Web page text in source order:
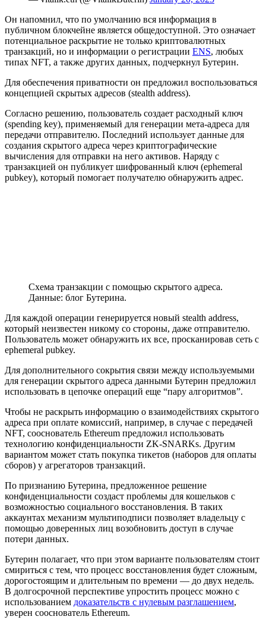
Он напомнил, что по умолчанию вся информация в
публичном блокчейне является общедоступной. Это означает
потенциальное раскрытие не только криптовалютных
транзакций, но и информации о регистрации ENS, любых
типах NFT, а также других данных, подчеркнул Бутерин.
Для обеспечения приватности он предложил воспользоваться
концепцией скрытых адресов (stealth address).
Согласно решению, пользователь создает расходный ключ
(spending key), применяемый для генерации мета-адреса для
передачи отправителю. Последний использует данные для
создания скрытого адреса через криптографические
вычисления для отправки на него активов. Наряду с
транзакцией он публикует шифрованный ключ (ephemeral
pubkey), который помогает получателю обнаружить адрес.
Схема транзакции с помощью скрытого адреса.
Данные: блог Бутерина.
Для каждой операции генерируется новый stealth address,
который неизвестен никому со стороны, даже отправителю.
Пользователь может обнаружить их все, просканировав сеть с
ephemeral pubkey.
Для дополнительного сокрытия связи между используемыми
для генерации скрытого адреса данными Бутерин предложил
использовать в цепочке операций еще “пару алгоритмов”.
Чтобы не раскрыть информацию о взаимодействиях скрытого
адреса при оплате комиссий, например, в случае с передачей
NFT, сооснователь Ethereum предложил использовать
технологию конфиденциальности ZK-SNARKs. Другим
вариантом может стать покупка тикетов (наборов для оплаты
сборов) у агрегаторов транзакций.
По признанию Бутерина, предложенное решение
конфиденциальности создаст проблемы для кошельков с
возможностью социального восстановления. В таких
аккаунтах механизм мультиподписи позволяет владельцу с
помощью доверенных лиц возобновить доступ в случае
потери данных.
Бутерин полагает, что при этом варианте пользователям стоит
смириться с тем, что процесс восстановления будет сложным,
дорогостоящим и длительным по времени — до двух недель.
В долгосрочной перспективе упростить процесс можно с
использованием доказательств с нулевым разглашением,
уверен сооснователь Ethereum.